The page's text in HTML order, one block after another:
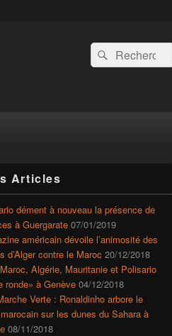
Recherche :
Rechercher
Articles
dément à nouveau la présence de
à Guergarate 07/01/2019
américain dévoile l’animosité des
d’Alger contre le Maroc 20/12/2018
Algérie, Mauritanie et Polisario
ronde» à Genève 04/12/2018
Verte : Ronaldinho arbore le
sur les dunes du Sahara à
08/11/2018